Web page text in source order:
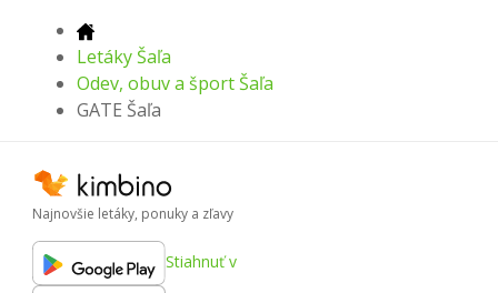
Letáky Šaľa
Odev, obuv a šport Šaľa
GATE Šaľa
Najnovšie letáky, ponuky a zľavy
Stiahnuť v